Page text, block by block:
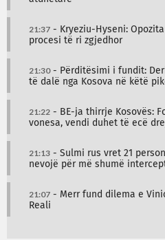
21:37 - Kryeziu-Hyseni:
procesi të ri zgjedhor
21:30- Përditësimi i fundit:
të dalë nga Kosova në këtë
21:22 - BE-ja thirrje Kosovës:
vonesa, vendi duhet të ecë
21:13 - Sulmi rus vret 21
nevojë për më shumë
21:07 - Merr fund dilema e
Reali